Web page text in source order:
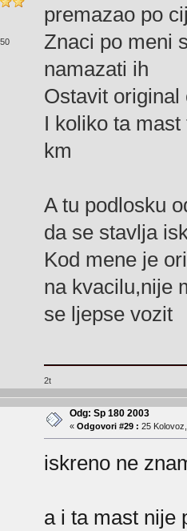
premazao po
Znaci po meni
namazati ih
Ostavit original
I koliko ta
km
A tu podlosku
da se stavlja
Kod mene je
na kvacilu,nije
se ljepse vozit
2t
Odg: Sp 180 2003
« Odgovori #29 : 25
iskreno ne
a i ta mast nije